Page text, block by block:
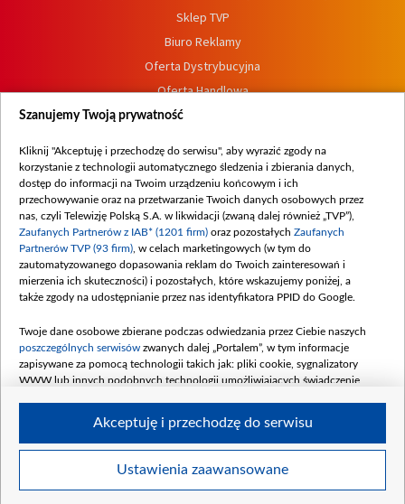
Sklep TVP
Biuro Reklamy
Oferta Dystrybucyjna
Oferta Handlowa
Dostępność
Procedura zgłoszeń wewnętrznych
© 2026 Telewizja Polska S. A. w likwidacji
Szanujemy Twoją prywatność
Kliknij "Akceptuję i przechodzę do serwisu", aby wyrazić zgody na
korzystanie z technologii automatycznego śledzenia i zbierania danych,
dostęp do informacji na Twoim urządzeniu końcowym i ich
przechowywanie oraz na przetwarzanie Twoich danych osobowych przez
nas, czyli Telewizję Polską S.A. w likwidacji (zwaną dalej również „TVP”),
Zaufanych Partnerów z IAB* (1201 firm) oraz pozostałych Zaufanych
Partnerów TVP (93 firm) , w celach marketingowych (w tym do
zautomatyzowanego dopasowania reklam do Twoich zainteresowań i
mierzenia ich skuteczności) i pozostałych, które wskazujemy poniżej, a
także zgody na udostępnianie przez nas identyfikatora PPID do Google.
Twoje dane osobowe zbierane podczas odwiedzania przez Ciebie naszych
poszczególnych serwisów zwanych dalej „Portalem”, w tym informacje
zapisywane za pomocą technologii takich jak: pliki cookie, sygnalizatory
WWW lub innych podobnych technologii umożliwiających świadczenie
Twoje dane osobowe zbierane podczas odwiedzania przez Ciebie
Ustawienia zaawansowane
Akceptuję i przechodzę do serwisu